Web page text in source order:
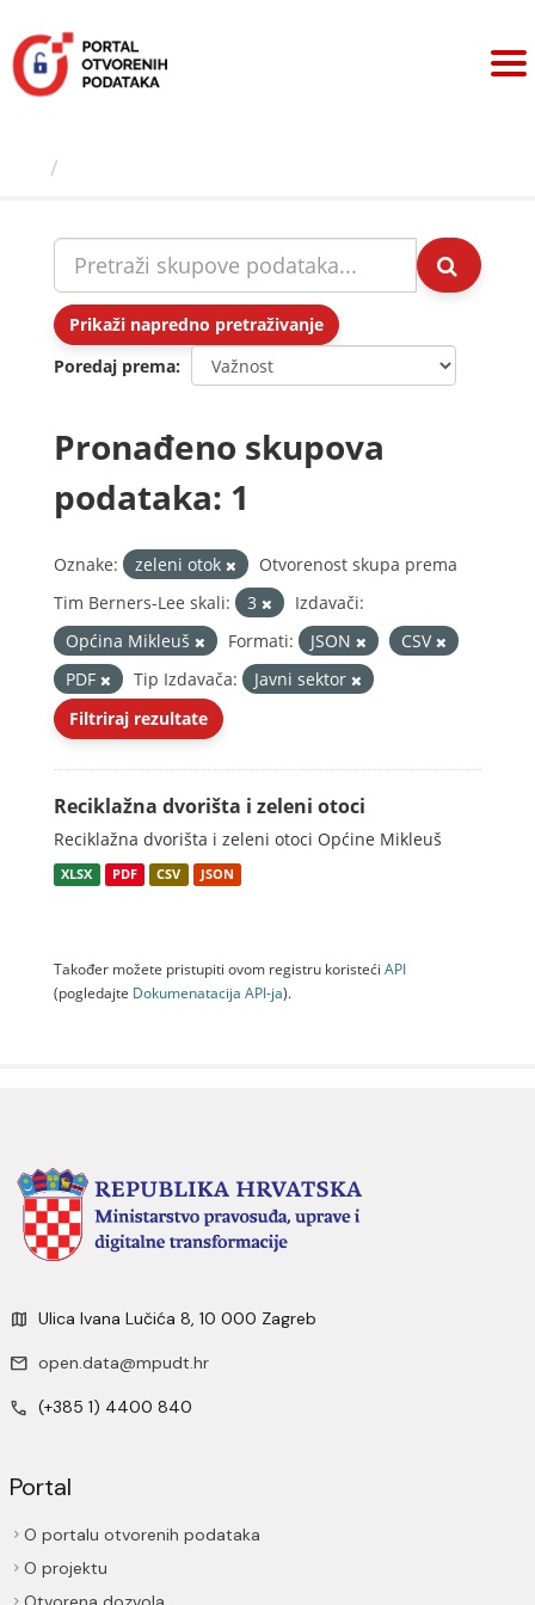
sadržaj
Prikaži napredno pretraživanje
Poredaj prema
Pronađeno skupova
podataka: 1
Oznake: zeleni otok
Otvorenost skupa prema
Tim Berners-Lee skali:
3
Izdavači:
Općina Mikleuš
Formati: JSON
CSV
PDF
Tip Izdavača:
Javni sektor
Filtriraj rezultate
Reciklažna dvorišta i zeleni otoci
Reciklažna dvorišta i zeleni otoci Općine Mikleuš
XLSX PDF CSV JSON
Također možete pristupiti ovom registru koristeći API
(pogledajte Dokumenаtаcijа API-jа).